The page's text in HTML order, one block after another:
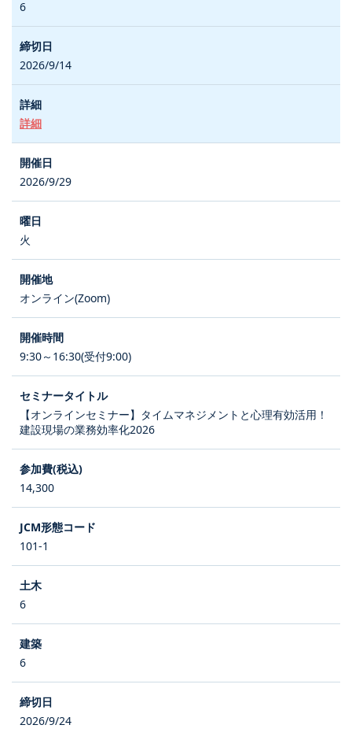
6
2026/9/14
詳細
2026/9/29
火
オンライン(Zoom)
9:30～16:30(受付9:00)
【オンラインセミナー】タイムマネジメントと心理有効活用！
建設現場の業務効率化2026
14,300
101-1
6
6
2026/9/24